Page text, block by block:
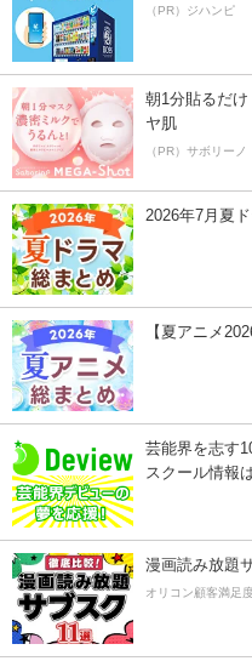
（PR）ジハンピ
朝1分貼るだ
ヤ肌
（PR）サボリーノ
2026年7月夏
【夏アニメ
芸能界を志す
スクール情報
漫画読み放題
オリコン顧客満足